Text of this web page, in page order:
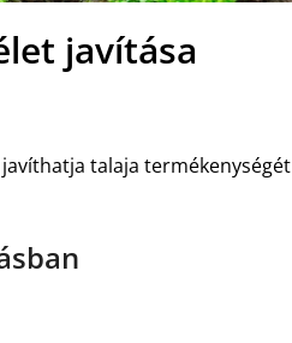
javítása
talaja termékenységét